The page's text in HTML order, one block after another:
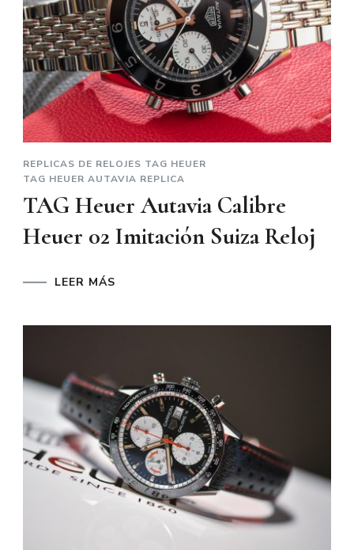
REPLICAS DE RELOJES TAG HEUER
TAG HEUER AUTAVIA REPLICA
TAG Heuer Autavia Calibre
Heuer 02 Imitación Suiza Reloj
LEER MÁS